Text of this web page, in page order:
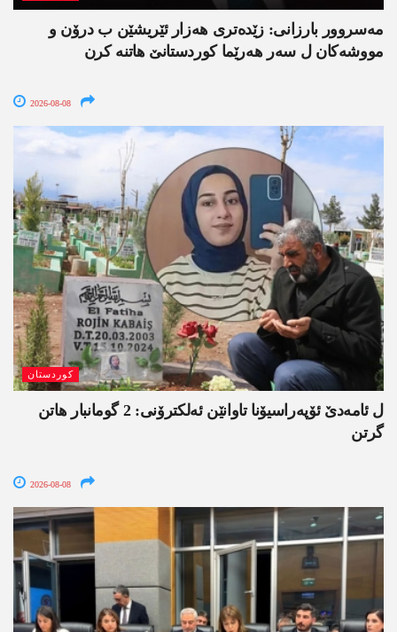
مەسروور بارزانی: زێدەتری ھەزار ئێریشێن ب درۆن و
مووشەکان ل سەر ھەرێما کوردستانێ ھاتنە کرن
2026-08-08
کوردستان
ل ئامەدێ ئۆپەراسیۆنا تاوانێن ئەلکترۆنی: 2 گومانبار ھاتن
گرتن
2026-08-08